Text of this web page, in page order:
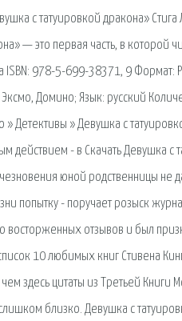
с татуировкой дракона»
— это первая часть, в которой
978-5-699-38371, 9 Формат:
Домино; Язык: русский
» Детективы » Девушка с
- в Скачать Девушка с
юной родственницы
попытку - поручает розыск
восторженных отзывов и был
10 любимых книг Стивена
здесь цитаты из Третьей Книги
близко. Девушка с